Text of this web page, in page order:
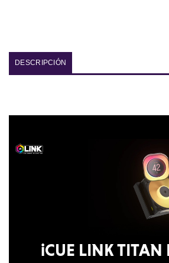
DESCRIPCIÓN
iCUE LINK TITAN